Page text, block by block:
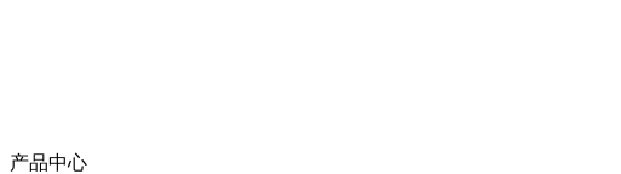
产品中心